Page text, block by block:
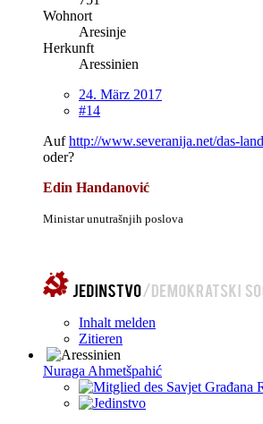
Wohnort
Aresinje
Herkunft
Aressinien
24. März 2017
#14
Aufhttp://www.severanija.net/das-
oder?
Edin Handanović
Ministar unutrašnjih poslova
Inhalt melden
Zitieren
Nuraga Ahmetšpahić